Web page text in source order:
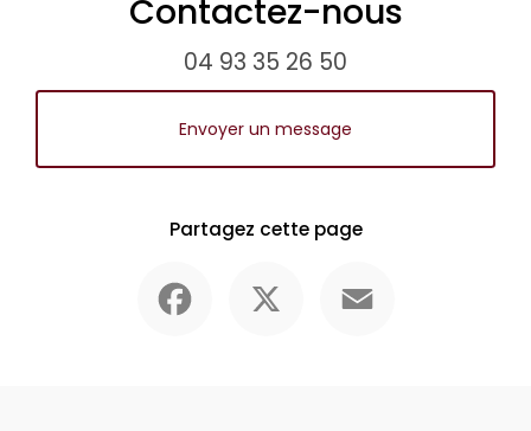
Contactez-nous
04 93 35 26 50
Envoyer un message
Partagez cette page